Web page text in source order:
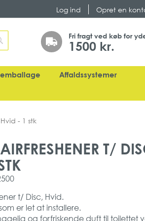
Log ind Opret en
Fri fragt ved køb for
1500 kr.
Affaldssystemer
- 1 stk
T/
t/ Disc, Hvid.
er let at installere.
og forfriskende duft til